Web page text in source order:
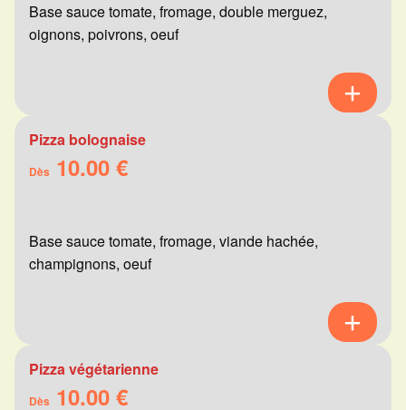
Base sauce tomate, fromage, double merguez,
oignons, poivrons, oeuf
Pizza bolognaise
Dès 10.00 €
Base sauce tomate, fromage, viande hachée,
champignons, oeuf
Pizza végétarienne
Dès 10.00 €